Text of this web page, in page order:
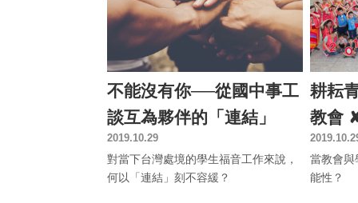
不能沒有你──從國中事工
談互為夥伴的「連結」
2019.10.29
對當下台灣處境的學生福音工作來說，
何以「連結」刻不容緩？
耕耘
教會
當教會與
能性？